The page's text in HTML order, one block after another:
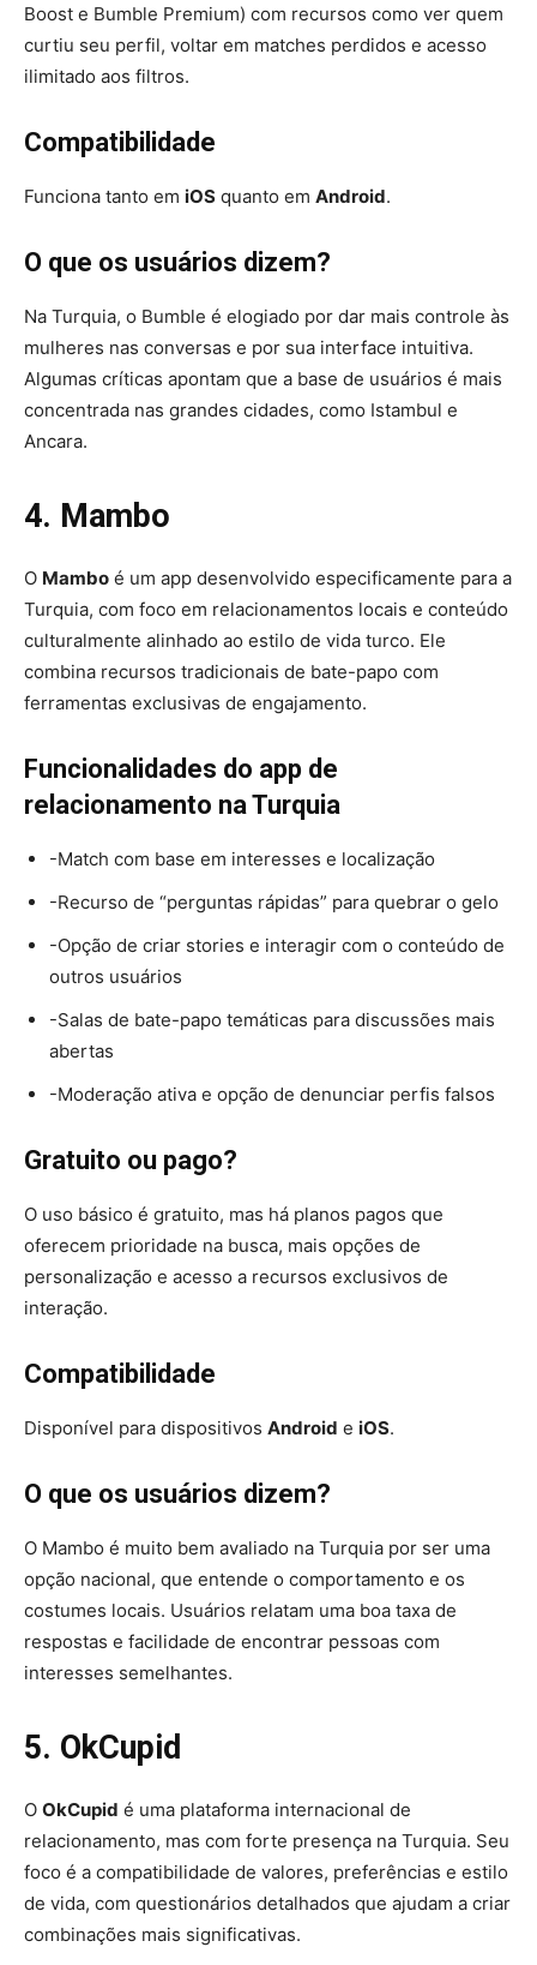
Boost e Bumble Premium) com recursos como ver quem
curtiu seu perfil, voltar em matches perdidos e acesso
ilimitado aos filtros.
Compatibilidade
Funciona tanto em iOS quanto em Android.
O que os usuários dizem?
Na Turquia, o Bumble é elogiado por dar mais controle às
mulheres nas conversas e por sua interface intuitiva.
Algumas críticas apontam que a base de usuários é mais
concentrada nas grandes cidades, como Istambul e
Ancara.
4. Mambo
O Mambo é um app desenvolvido especificamente para a
Turquia, com foco em relacionamentos locais e conteúdo
culturalmente alinhado ao estilo de vida turco. Ele
combina recursos tradicionais de bate-papo com
ferramentas exclusivas de engajamento.
Funcionalidades do app de
relacionamento na Turquia
-Match com base em interesses e localização
-Recurso de “perguntas rápidas” para quebrar o gelo
-Opção de criar stories e interagir com o conteúdo de
outros usuários
-Salas de bate-papo temáticas para discussões mais
abertas
-Moderação ativa e opção de denunciar perfis falsos
Gratuito ou pago?
O uso básico é gratuito, mas há planos pagos que
oferecem prioridade na busca, mais opções de
personalização e acesso a recursos exclusivos de
interação.
Compatibilidade
Disponível para dispositivos Android e iOS.
O que os usuários dizem?
O Mambo é muito bem avaliado na Turquia por ser uma
opção nacional, que entende o comportamento e os
costumes locais. Usuários relatam uma boa taxa de
respostas e facilidade de encontrar pessoas com
interesses semelhantes.
5. OkCupid
O OkCupid é uma plataforma internacional de
relacionamento, mas com forte presença na Turquia. Seu
foco é a compatibilidade de valores, preferências e estilo
de vida, com questionários detalhados que ajudam a criar
combinações mais significativas.